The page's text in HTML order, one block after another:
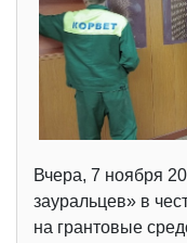
Вчера, 7 ноября
зауральцев» в
на грантовые